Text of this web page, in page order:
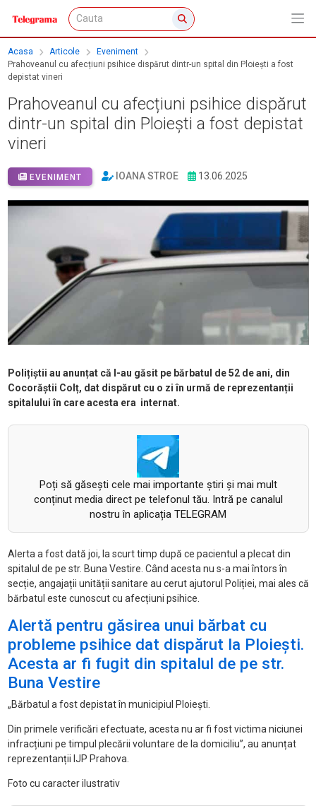
Acasa Articole
Eveniment
Prahoveanul cu afecțiuni psihice dispărut dintr-un spital din Ploiești a fost
depistat vineri
Prahoveanul cu afecțiuni psihice dispărut
dintr-un spital din Ploiești a fost depistat
vineri
EVENIMENT IOANA STROE 13.06.2025
Polițiștii au anunțat că l-au găsit pe bărbatul de 52 de ani, din
Cocorăștii Colț, dat dispărut cu o zi în urmă de reprezentanții
spitalului în care acesta era internat.
Poți să găsești cele mai importante știri și mai mult
conținut media direct pe telefonul tău. Intră pe canalul
nostru în aplicația TELEGRAM
Alerta a fost dată joi, la scurt timp după ce pacientul a plecat din
spitalul de pe str. Buna Vestire. Când acesta nu s-a mai întors în
secție, angajații unității sanitare au cerut ajutorul Poliției, mai ales că
bărbatul este cunoscut cu afecțiuni psihice.
Alertă pentru găsirea unui bărbat cu
probleme psihice dat dispărut la Ploiești.
Acesta ar fi fugit din spitalul de pe str.
Buna Vestire
„Bărbatul a fost depistat în municipiul Ploiești.
Din primele verificări efectuate, acesta nu ar fi fost victima niciunei
infracțiuni pe timpul plecării voluntare de la domiciliu”, au anunțat
reprezentanții IJP Prahova.
Foto cu caracter ilustrativ